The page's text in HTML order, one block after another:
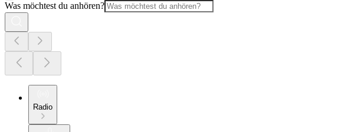
Was möchtest du anhören?
Radio